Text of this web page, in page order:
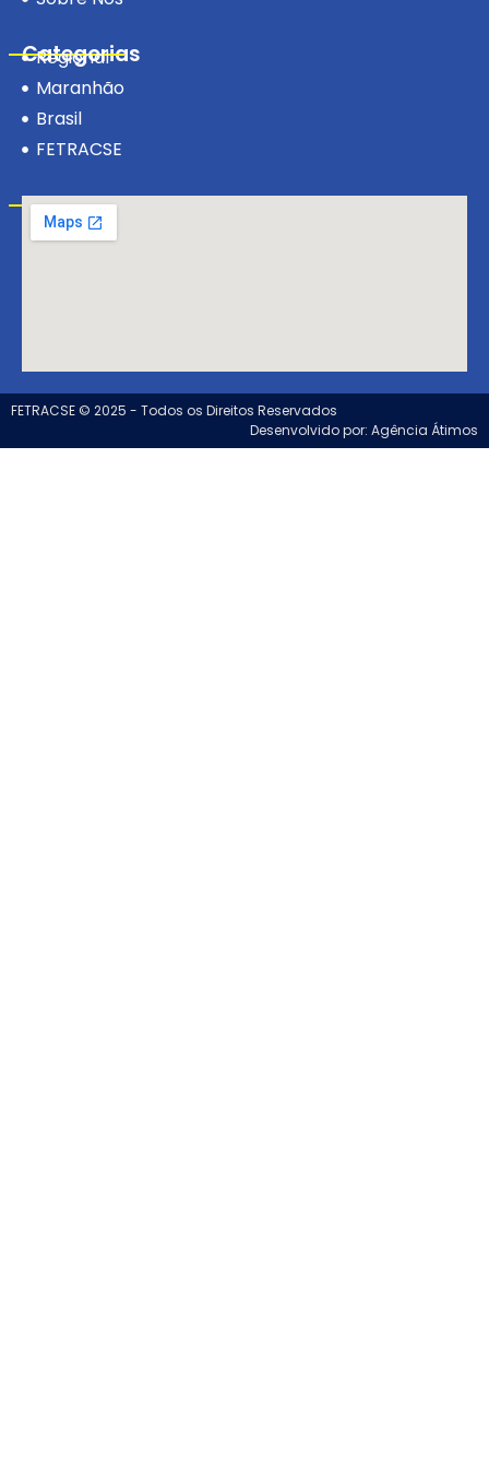
Categorias
Regional
Maranhão
Brasil
FETRACSE
Visite-nos!
FETRACSE © 2025 - Todos os Direitos Reservados
Desenvolvido por: Agência Átimos